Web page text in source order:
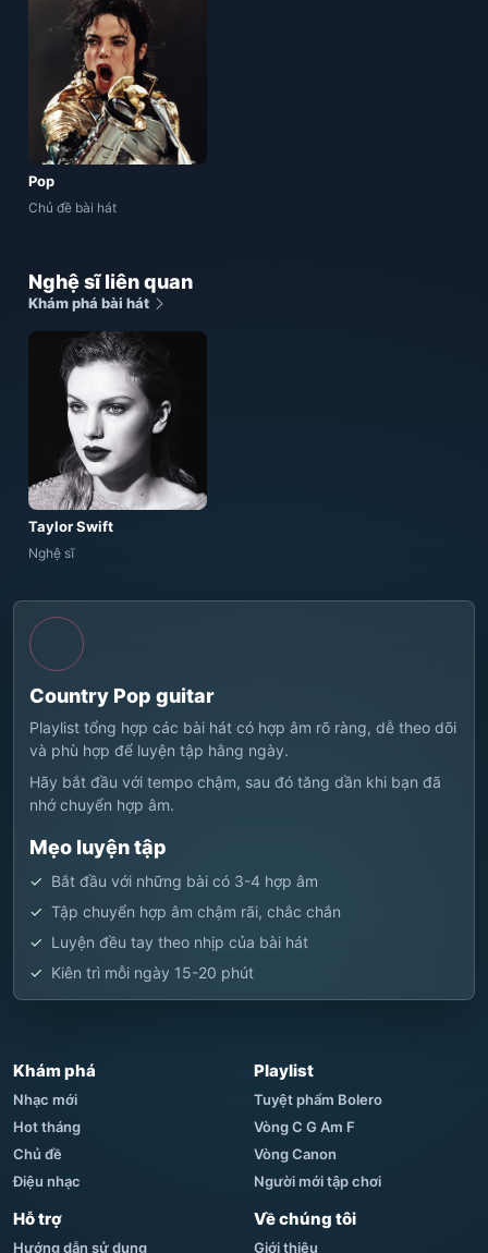
Pop
Chủ đề bài hát
Nghệ sĩ liên quan
Khám phá bài hát
Taylor Swift
Nghệ sĩ
Country Pop guitar
Playlist tổng hợp các bài hát có hợp âm rõ ràng, dễ theo dõi
và phù hợp để luyện tập hằng ngày.
Hãy bắt đầu với tempo chậm, sau đó tăng dần khi bạn đã
nhớ chuyển hợp âm.
Mẹo luyện tập
Bắt đầu với những bài có 3-4 hợp âm
Tập chuyển hợp âm chậm rãi, chắc chắn
Luyện đều tay theo nhịp của bài hát
Kiên trì mỗi ngày 15-20 phút
Khám phá
Nhạc mới
Hot tháng
Chủ đề
Điệu nhạc
Playlist
Tuyệt phẩm Bolero
Vòng C G Am F
Vòng Canon
Người mới tập chơi
Hỗ trợ
Hướng dẫn sử dụng
Về chúng tôi
Giới thiệu